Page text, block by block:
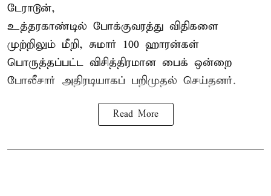
டேராடூன்,
உத்தரகாண்டில் போக்குவரத்து விதிகளை
முற்றிலும் மீறி, சுமார் 100 ஹாரன்கள்
பொருத்தப்பட்ட விசித்திரமான பைக் ஒன்றை
போலீசார் அதிரடியாகப் பறிமுதல் செய்தனர்.
Read More